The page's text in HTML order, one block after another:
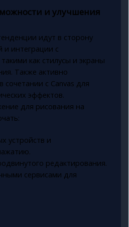
и улучшения
идут в сторону
интеграции с
как стилусы и экраны
Также активно
сочетании с Canvas для
эффектов.
для рисования на
устройств и
редактирования.
сервисами для